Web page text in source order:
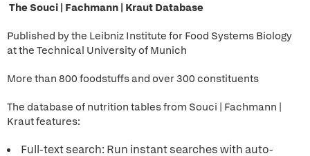
The Souci | Fachmann | Kraut Database
Published by the Leibniz Institute for Food Systems Biology
at the Technical University of Munich
More than 800 foodstuffs and over 300 constituents
The database of nutrition tables from Souci | Fachmann |
Kraut features:
Full-text search: Run instant searches with auto-